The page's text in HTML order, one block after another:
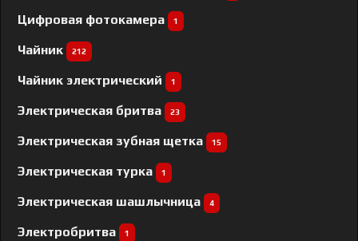
Цифровая фотокамера 1
Чайник 212
Чайник электрический 1
Электрическая бритва 23
Электрическая зубная щетка 15
Электрическая турка 1
Электрическая шашлычница 4
Электробритва 1